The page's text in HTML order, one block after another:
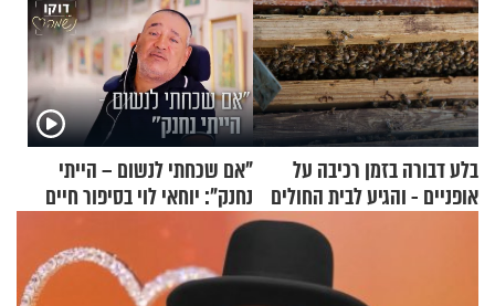
בלע דבורה בזמן רכיבה על
אופניים - והגיע לבית החולים
"אם שכחתי לנשום – הייתי
נחנק": יוחאי לוי בסיפור חיים
מעורר השראה